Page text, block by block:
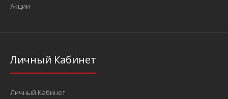
Акции
Личный Кабинет
Личный Кабинет